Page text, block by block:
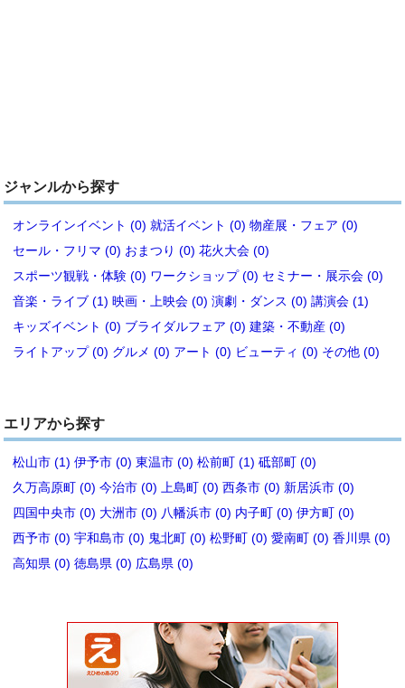
ジャンルから探す
オンラインイベント (0) 就活イベント (0) 物産展・フェア (0)
セール・フリマ (0) おまつり (0) 花火大会 (0)
スポーツ観戦・体験 (0) ワークショップ (0) セミナー・展示会 (0)
音楽・ライブ (1) 映画・上映会 (0) 演劇・ダンス (0) 講演会 (1)
キッズイベント (0) ブライダルフェア (0) 建築・不動産 (0)
ライトアップ (0) グルメ (0) アート (0) ビューティ (0) その他 (0)
エリアから探す
松山市 (1) 伊予市 (0) 東温市 (0) 松前町 (1) 砥部町 (0)
久万高原町 (0) 今治市 (0) 上島町 (0) 西条市 (0) 新居浜市 (0)
四国中央市 (0) 大洲市 (0) 八幡浜市 (0) 内子町 (0) 伊方町 (0)
西予市 (0) 宇和島市 (0) 鬼北町 (0) 松野町 (0) 愛南町 (0) 香川県 (0)
高知県 (0) 徳島県 (0) 広島県 (0)